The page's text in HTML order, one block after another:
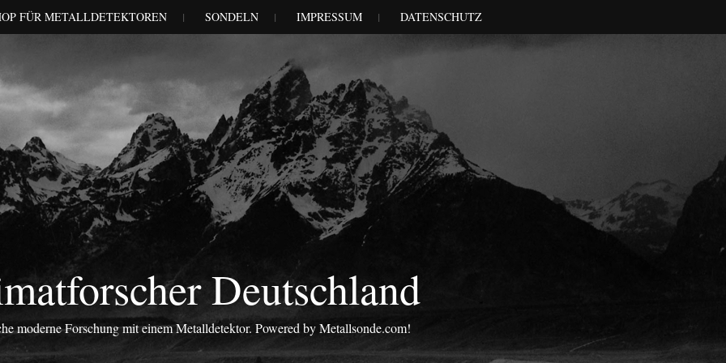
FÜR METALLDETEKTOREN SONDELN IMPRESSUM DATENSCHUTZ
Deutschland
moderne Forschung mit einem Metalldetektor. Powered by Metallsonde.com!